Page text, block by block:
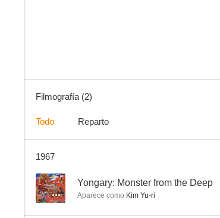
Filmografía (2)
Todo Reparto
1967
-- Yongary: Monster from the Deep
Aparece como Kim Yu-ri